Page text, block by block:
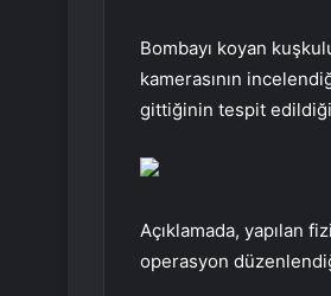
Bombayı koyan
kamerasının
gittiğinin tespit
Açıklamada, yapılan
operasyon